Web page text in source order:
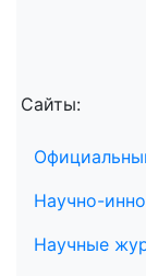
Сайты:
Научно-
Научные